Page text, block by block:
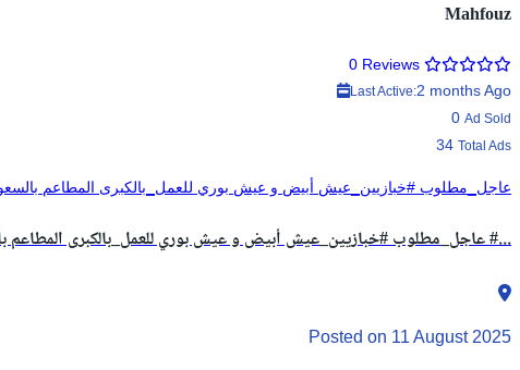
Mahfouz
0 Reviews
Last Active:2 months Ago
0 Ad Sold
34 Total Ads
#عاجل_مطلوب #خبازيين_عيش أبيض و عيش بوري للعمل_بالكبرى المطاعم بالسعودية #...
Posted on 11 August 2025